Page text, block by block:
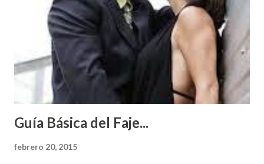
Guía Básica del Faje...
febrero 20, 2015